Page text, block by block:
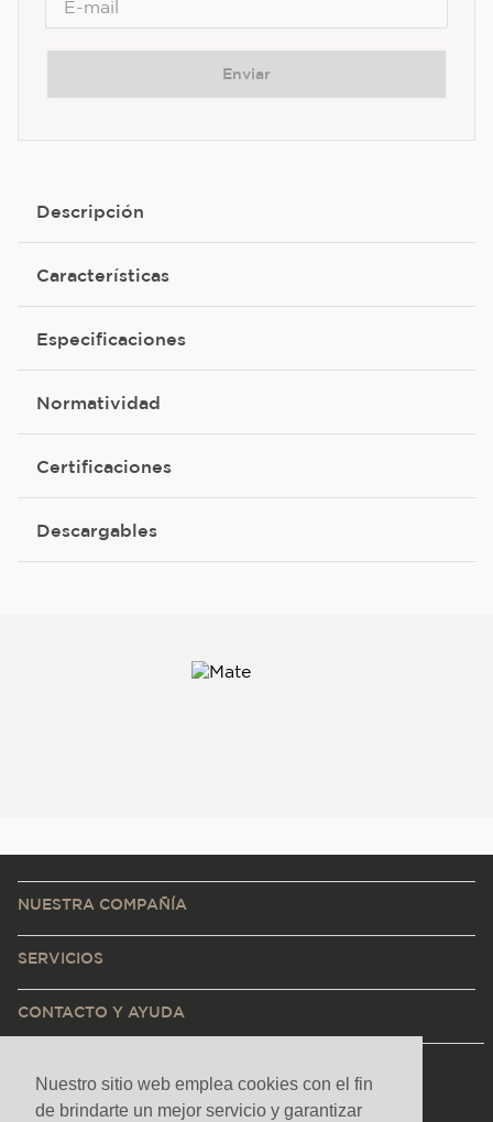
Nuestro sitio web emplea cookies con el fin
de brindarte un mejor servicio y garantizar
Enviar
Descripción
Características
Especificaciones
Normatividad
Certificaciones
Descargables
NUESTRA COMPAÑÍA
SERVICIOS
CONTACTO Y AYUDA